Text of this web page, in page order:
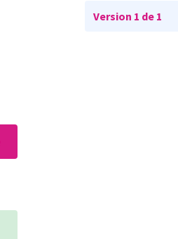
Version 1 de 1